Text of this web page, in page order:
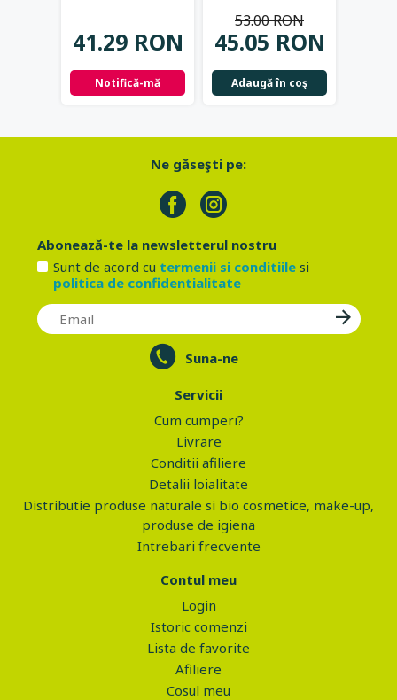
41.29 RON
Notifică-mă
45.05 RON
53.00 RON
Adaugă în coş
Ne găseşti pe:
Abonează-te la newsletterul nostru
Sunt de acord cu termenii si conditiilesi
politica de confidentialitate
Suna-ne
Servicii
Cum cumperi?
Livrare
Conditii afiliere
Detalii loialitate
Distributie produse naturale si bio cosmetice, make-up,
produse de igiena
Intrebari frecvente
Contul meu
Login
Istoric comenzi
Lista de favorite
Afiliere
Cosul meu